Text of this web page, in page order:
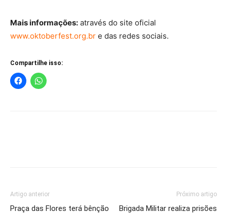
Mais informações: através do site oficial
www.oktoberfest.org.br e das redes sociais.
Compartilhe isso:
Artigo anterior
Praça das Flores terá bênção
Próximo artigo
Brigada Militar realiza prisões